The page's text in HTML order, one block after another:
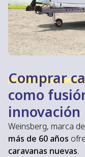
Comprar
como
innovación
Weinsberg, marca
más de 60 años
caravanas nuevas.